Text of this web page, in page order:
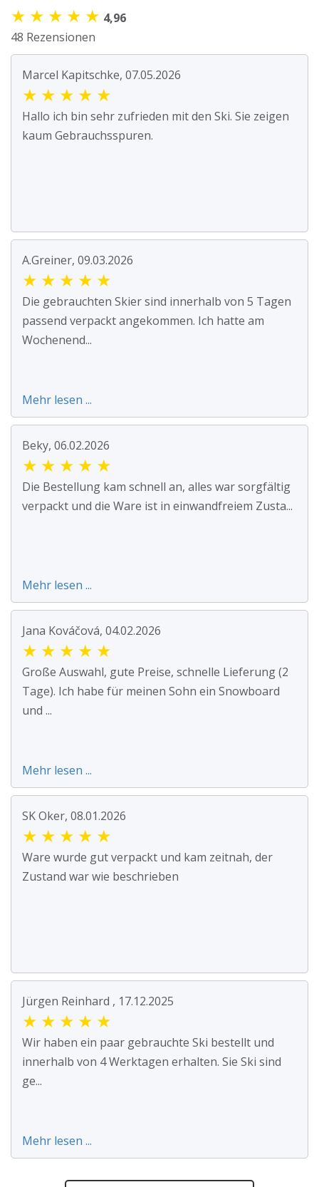
★ ★ ★ ★ ★ 4,96
48 Rezensionen
Marcel Kapitschke, 07.05.2026
★ ★ ★ ★ ★
Hallo ich bin sehr zufrieden mit den Ski. Sie zeigen
kaum Gebrauchsspuren.
A.Greiner, 09.03.2026
★ ★ ★ ★ ★
Die gebrauchten Skier sind innerhalb von 5 Tagen
passend verpackt angekommen. Ich hatte am
Wochenend...
Mehr lesen ...
Beky, 06.02.2026
★ ★ ★ ★ ★
Die Bestellung kam schnell an, alles war sorgfältig
verpackt und die Ware ist in einwandfreiem Zusta...
Mehr lesen ...
Jana Kováčová, 04.02.2026
★ ★ ★ ★ ★
Große Auswahl, gute Preise, schnelle Lieferung (2
Tage). Ich habe für meinen Sohn ein Snowboard
und ...
Mehr lesen ...
SK Oker, 08.01.2026
★ ★ ★ ★ ★
Ware wurde gut verpackt und kam zeitnah, der
Zustand war wie beschrieben
Jürgen Reinhard , 17.12.2025
★ ★ ★ ★ ★
Wir haben ein paar gebrauchte Ski bestellt und
innerhalb von 4 Werktagen erhalten. Sie Ski sind
ge...
Mehr lesen ...